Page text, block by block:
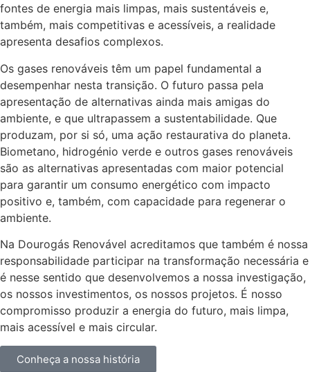
fontes de energia mais limpas, mais sustentáveis e,
também, mais competitivas e acessíveis, a realidade
apresenta desafios complexos.
Os gases renováveis têm um papel fundamental a
desempenhar nesta transição. O futuro passa pela
apresentação de alternativas ainda mais amigas do
ambiente, e que ultrapassem a sustentabilidade. Que
produzam, por si só, uma ação restaurativa do planeta.
Biometano, hidrogénio verde e outros gases renováveis
são as alternativas apresentadas com maior potencial
para garantir um consumo energético com impacto
positivo e, também, com capacidade para regenerar o
ambiente.
Na Dourogás Renovável acreditamos que também é nossa
responsabilidade participar na transformação necessária e
é nesse sentido que desenvolvemos a nossa investigação,
os nossos investimentos, os nossos projetos. É nosso
compromisso produzir a energia do futuro, mais limpa,
mais acessível e mais circular.
Conheça a nossa história